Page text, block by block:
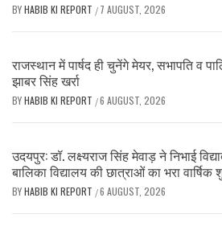
BYHABIB KI REPORT / 7 AUGUST, 2026
राजस्थान में पार्षद ही चुनेंगे मेयर, सभापति व
झाबर सिंह खर्रा
BYHABIB KI REPORT /6 AUGUST, 2026
उदयपुर: डॉ. लक्ष्यराज सिंह मेवाड़ ने निभाई
बालिका विद्यालय की छात्राओं का भरा वार्षिक
BYHABIB KI REPORT /6 AUGUST, 2026